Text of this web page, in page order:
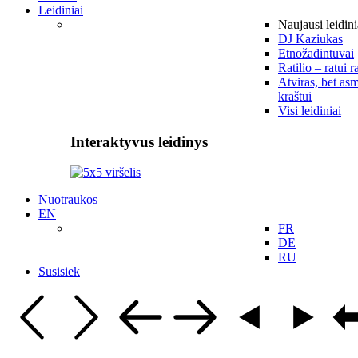
Leidiniai
Naujausi
DJ Kaziukas
Etnožadintuvai
Ratilio – ratui
Atviras, bet
kraštui
Visi leidiniai
Interaktyvus leidinys
Nuotraukos
EN
FR
DE
RU
Susisiek